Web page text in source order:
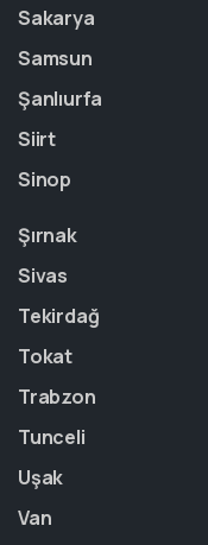
Sakarya
Samsun
Şanlıurfa
Siirt
Sinop
Şırnak
Sivas
Tekirdağ
Tokat
Trabzon
Tunceli
Uşak
Van